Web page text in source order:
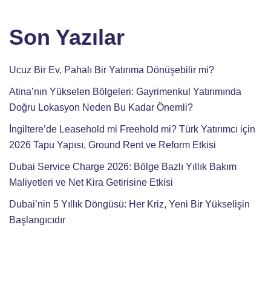
Son Yazılar
Ucuz Bir Ev, Pahalı Bir Yatırıma Dönüşebilir mi?
Atina’nın Yükselen Bölgeleri: Gayrimenkul Yatırımında
Doğru Lokasyon Neden Bu Kadar Önemli?
İngiltere’de Leasehold mi Freehold mi? Türk Yatırımcı için
2026 Tapu Yapısı, Ground Rent ve Reform Etkisi
Dubai Service Charge 2026: Bölge Bazlı Yıllık Bakım
Maliyetleri ve Net Kira Getirisine Etkisi
Dubai’nin 5 Yıllık Döngüsü: Her Kriz, Yeni Bir Yükselişin
Başlangıcıdır